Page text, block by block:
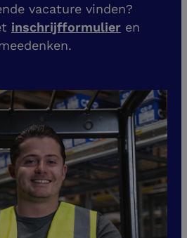
vacature vinden?
inschrijfformulier en